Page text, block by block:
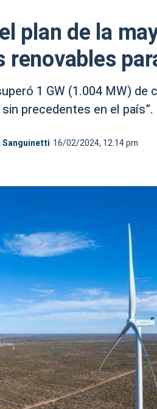
plan de la
renovables
1 GW (1.004 MW) de
precedentes en el
Sanguinetti 16/02/2024, 12:14 pm